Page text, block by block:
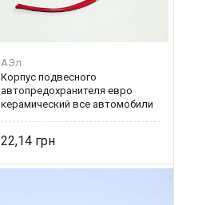
АЭл
Корпус подвесного
автопредохранителя евро
керамический все автомобили
22,14